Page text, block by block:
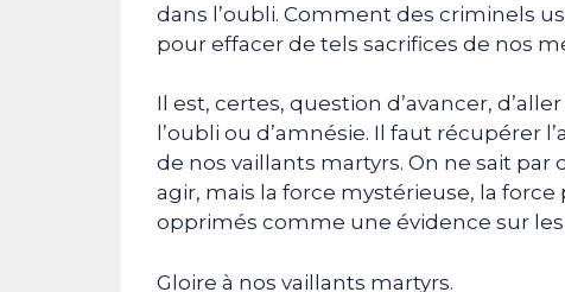
dans l’oubli. Comment des criminels
pour effacer de tels sacrifices de nos
Il est, certes, question d’avancer,
l’oubli ou d’amnésie. Il faut récupérer
de nos vaillants martyrs. On ne sait
agir, mais la force mystérieuse, la
opprimés comme une évidence sur
Gloire à nos vaillants martyrs.